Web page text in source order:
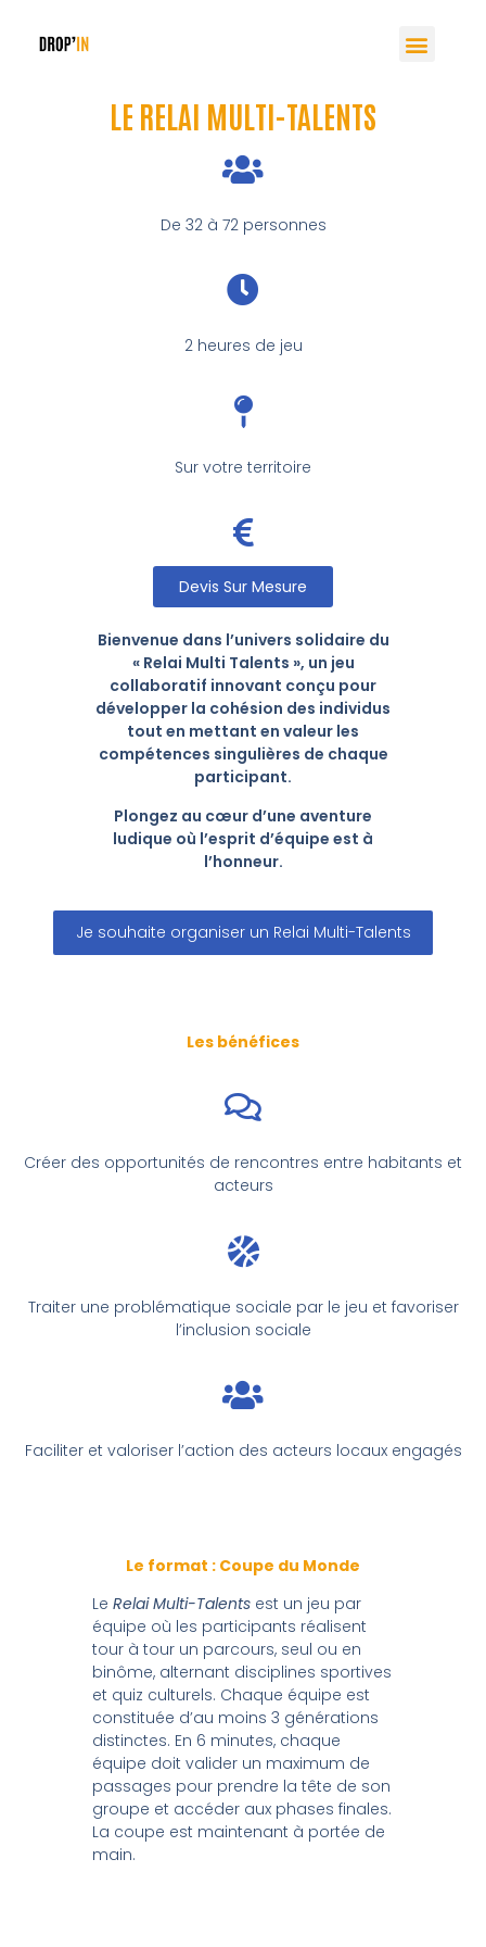
LE RELAI MULTI-TALENTS
De 32 à 72 personnes
2 heures de jeu
Sur votre territoire
Devis Sur Mesure
Bienvenue dans l’univers solidaire du
« Relai Multi Talents », un jeu
collaboratif innovant conçu pour
développer la cohésion des individus
tout en mettant en valeur les
compétences singulières de chaque
participant.
Plongez au cœur d’une aventure
ludique où l’esprit d’équipe est à
l’honneur.
Je souhaite organiser un Relai Multi-Talents
Les bénéfices
Créer des opportunités de rencontres entre habitants et
acteurs
Traiter une problématique sociale par le jeu et favoriser
l’inclusion sociale
Faciliter et valoriser l’action des acteurs locaux engagés
Le format : Coupe du Monde
Le Relai Multi-Talentsest un jeu par
équipe où les participants réalisent
tour à tour un parcours, seul ou en
binôme, alternant disciplines sportives
et quiz culturels. Chaque équipe est
constituée d’au moins 3 générations
distinctes. En 6 minutes, chaque
équipe doit valider un maximum de
passages pour prendre la tête de son
groupe et accéder aux phases finales.
La coupe est maintenant à portée de
main.